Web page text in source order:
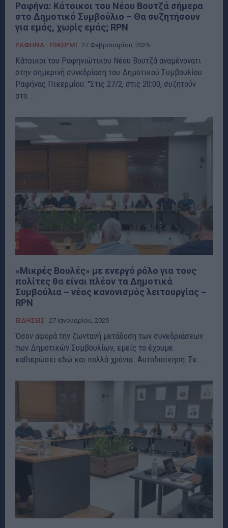
Ραφήνα: Κάτοικοι του Νέου Βουτζά σήμερα
στο Δημοτικό Συμβούλιο – Θα συζητήσουν
για εμάς, χωρίς εμάς; RPN
ΡΑΦΗΝΑ - ΠΙΚΕΡΜΙ 27 Φεβρουαρίου, 2025
Κάτοικοι του Ραφηνιώτικου Νέου Βουτζά αναμένονατι
στην σημερινή συνεδρίαση του Δημοτικού Συμβουλίου
Ραφήνας Πικερμίου: ''Στις 27/2, στις 20:00, συζητούν
στο...
«Μικρές Βουλές» με ενεργό ρόλο για τους
πολίτες θα είναι πλέον τα Δημοτικά
Συμβούλια – νέος κανονισμός λειτουργίας –
RPN
ΕΙΔΗΣΕΙΣ 27 Ιανουαρίου, 2025
Όσον αφορά την ζωντανή μετάδοση των συνεδριάσεων
των Δημοτικών Συμβουλίων, εμείς το έχουμε
καθιερώσει εδώ και πολλά χρόνια. Αυτοδιοίκηση: Σε...